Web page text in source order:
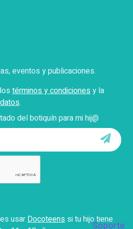
eventos y publicaciones.
términos y condicionesy la
.
del botiquín para mi hij@
Enviar
usarDocoteens si tu hijo tiene
Soporte
con el pago, facturación o
y condiciones.